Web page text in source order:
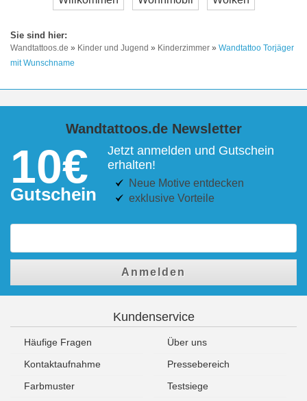
Wandtattoos.de » Kinder und Jugend » Kinderzimmer » Wandtattoo Torjäger
mit Wunschname
Wandtattoos.de Newsletter
10€
Gutschein
Jetzt anmelden und Gutschein
erhalten!
Neue Motive entdecken
exklusive Vorteile
Anmelden
Kundenservice
Häufige Fragen
Über uns
Kontaktaufnahme
Pressebereich
Farbmuster
Testsiege